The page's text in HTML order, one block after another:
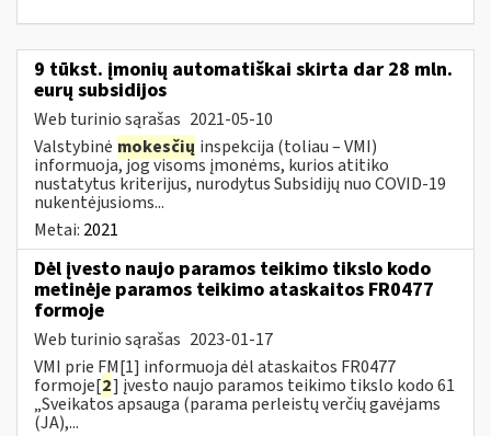
9 tūkst. įmonių automatiškai skirta dar 28 mln.
eurų subsidijos
Web turinio sąrašas 2021-05-10
Valstybinė mokesčių inspekcija (toliau – VMI)
informuoja, jog visoms įmonėms, kurios atitiko
nustatytus kriterijus, nurodytus Subsidijų nuo COVID-19
nukentėjusioms...
Metai: 2021
Dėl įvesto naujo paramos teikimo tikslo kodo
metinėje paramos teikimo ataskaitos FR0477
formoje
Web turinio sąrašas 2023-01-17
VMI prie FM[1] informuoja dėl ataskaitos FR0477
formoje[2] įvesto naujo paramos teikimo tikslo kodo 61
„Sveikatos apsauga (parama perleistų verčių gavėjams
(JA),...